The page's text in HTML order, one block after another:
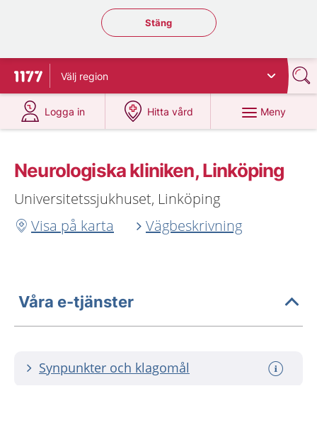
Stäng regionsväljaren
Stäng
Till startsidan för 1177
Välj region
Logga in
på 1177.se
Hitta vård
på 1177.se
Meny
Neurologiska kliniken, Linköping
Universitetssjukhuset, Linköping
Visa på karta
Vägbeskrivning
Våra e-tjänster
Synpunkter och klagomål